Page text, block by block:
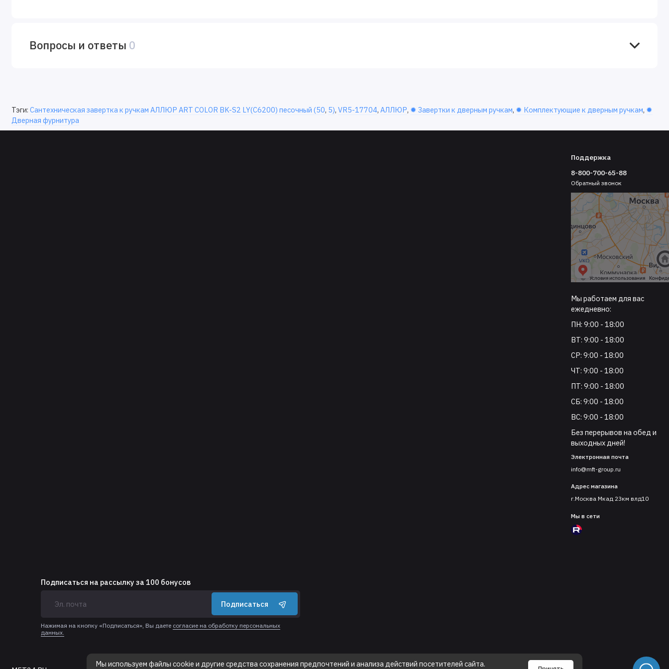
Вопросы и ответы 0
Тэги: Сантехническая завертка к ручкам АЛЛЮР ART COLOR BK-S2 LY(C6200) песочный (50, 5), VR5-17704, АЛЛЮР, ✹ Завертки к дверным ручкам, ✹ Комплектующие к дверным ручкам, ✹
Дверная фурнитура
Мы используем файлы cookie и другие средства сохранения предпочтений и анализа действий посетителей сайта.
Поддержка
8-800-700-65-88
Обратный звонок
Мы работаем для вас
ежедневно:
ПН: 9:00 - 18:00
ВТ: 9:00 - 18:00
СР: 9:00 - 18:00
ЧТ: 9:00 - 18:00
ПТ: 9:00 - 18:00
СБ: 9:00 - 18:00
ВС: 9:00 - 18:00
Без перерывов на обед и
выходных дней!
Электронная почта
info@mft-group.ru
Адрес магазина
г.Москва Мкад 23км влд10
Мы в сети
Подписаться на рассылку за 100 бонусов
Подписаться
Нажимая на кнопку «Подписаться», Вы даете согласие на обработку персональных
данных.